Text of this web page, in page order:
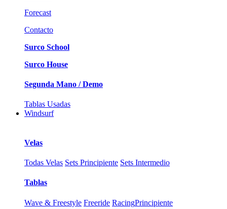
Forecast
Contacto
Surco School
Surco House
Segunda Mano / Demo
Tablas Usadas
Windsurf
Velas
Todas Velas Sets Principiente Sets Intermedio
Tablas
Wave & Freestyle Freeride RacingPrincipiente